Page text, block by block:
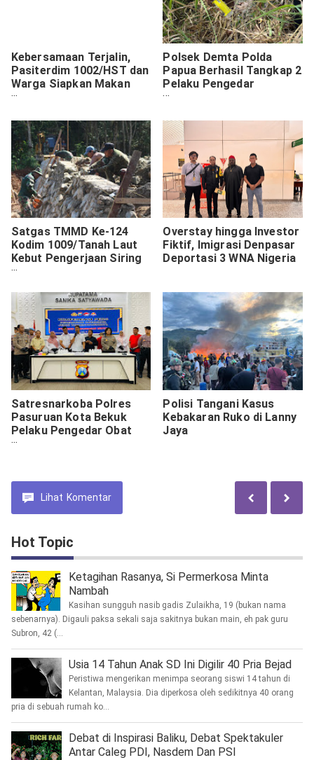
Kebersamaan Terjalin,
Pasiterdim 1002/HST dan
Warga Siapkan Makan
Siang Bersama di Lokasi
Polsek Demta Polda
Papua Berhasil Tangkap 2
Pelaku Pengedar
Narkotika Jenis Ganja
Satgas TMMD Ke-124
Kodim 1009/Tanah Laut
Kebut Pengerjaan Siring
Kiri Kanan Box Culvert
Overstay hingga Investor
Fiktif, Imigrasi Denpasar
Deportasi 3 WNA Nigeria
Satresnarkoba Polres
Pasuruan Kota Bekuk
Pelaku Pengedar Obat
Keras Jenis
Polisi Tangani Kasus
Kebakaran Ruko di Lanny
Jaya
Lihat Komentar
Hot Topic
Ketagihan Rasanya, Si Permerkosa Minta
Nambah
Kasihan sungguh nasib gadis Zulaikha, 19 (bukan nama
sebenarnya). Digauli paksa sekali saja sakitnya bukan main, eh pak guru
Subron, 42 (...
Usia 14 Tahun Anak SD Ini Digilir 40 Pria Bejad
Peristiwa mengerikan menimpa seorang siswi 14 tahun di
Kelantan, Malaysia. Dia diperkosa oleh sedikitnya 40 orang
pria di sebuah rumah ko...
Debat di Inspirasi Baliku, Debat Spektakuler
Antar Caleg PDI, Nasdem Dan PSI